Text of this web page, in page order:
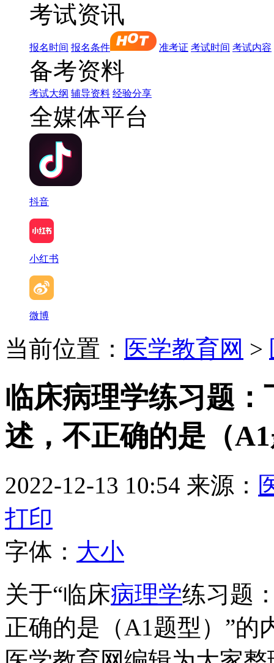
考试资讯
报名时间 报名条件 准考证 考试时间 考试内容
备考资料
考试大纲 辅导资料 经验分享
全媒体平台
抖音
小红书
微博
当前位置： 医学教育网 >
临床病理学练习题
述，不正确的是（
2022-12-13 10:54 来源：
打印
字体： 大小
关于“临床病理学练习题
正确的是（A1题型）”的